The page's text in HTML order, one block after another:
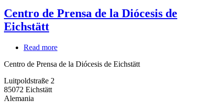
Centro de Prensa de la Diócesis de
Eichstätt
Read more
de
Centro de Prensa de la Diócesis de Eichstätt
Luitpoldstraße 2
85072 Eichstätt
Alemania